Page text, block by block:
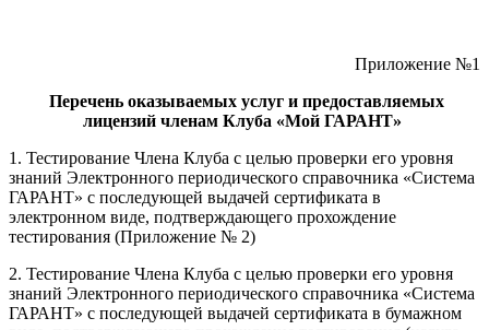
Приложение №1
Перечень оказываемых услуг и предоставляемых
лицензий членам Клуба «Мой ГАРАНТ»
1. Тестирование Члена Клуба с целью проверки его уровня
знаний Электронного периодического справочника «Система
ГАРАНТ» с последующей выдачей сертификата в
электронном виде, подтверждающего прохождение
тестирования (Приложение № 2)
2. Тестирование Члена Клуба с целью проверки его уровня
знаний Электронного периодического справочника «Система
ГАРАНТ» с последующей выдачей сертификата в бумажном